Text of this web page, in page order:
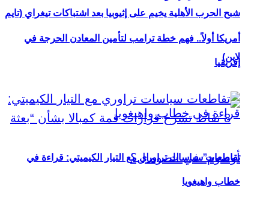
شبح الحرب الأهلية يخيم على إثيوبيا بعد اشتباكات تيغراي (تايم
لاين)
أمريكا أولاً.. فهم خطة ترامب لتأمين المعادن الحرجة في
إفريقيا
تقاطعات سياسات تراوري مع التيار الكيميتي: قراءة في
خطاب واهيغويا